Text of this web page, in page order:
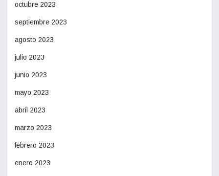
octubre 2023
septiembre 2023
agosto 2023
julio 2023
junio 2023
mayo 2023
abril 2023
marzo 2023
febrero 2023
enero 2023